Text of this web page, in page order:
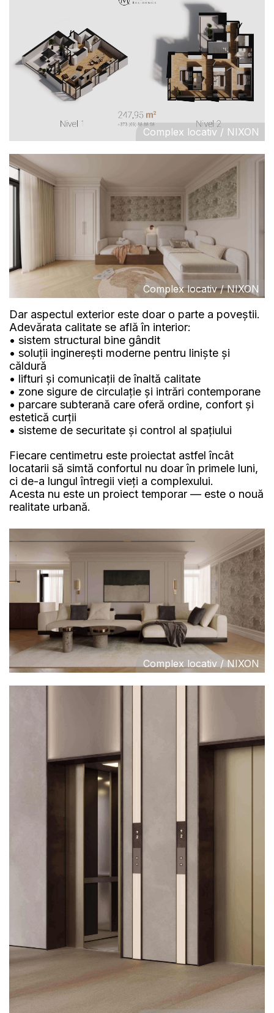
Complex locativ / NIXON
Complex locativ / NIXON
Dar aspectul exterior este doar o parte a poveștii.
Adevărata calitate se află în interior:
• sistem structural bine gândit
• soluții inginerești moderne pentru liniște și
căldură
• lifturi și comunicații de înaltă calitate
• zone sigure de circulație și intrări contemporane
• parcare subterană care oferă ordine, confort și
estetică curții
• sisteme de securitate și control al spațiului
Fiecare centimetru este proiectat astfel încât
locatarii să simtă confortul nu doar în primele luni,
ci de-a lungul întregii vieți a complexului.
Acesta nu este un proiect temporar — este o nouă
realitate urbană.
Complex locativ / NIXON